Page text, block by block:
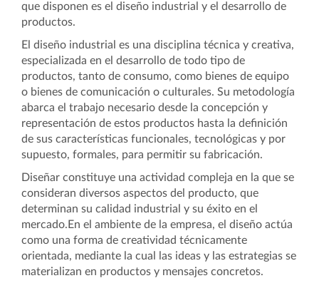
que disponen es el diseño industrial y el desarrollo de
productos.
El diseño industrial es una disciplina técnica y creativa,
especializada en el desarrollo de todo tipo de
productos, tanto de consumo, como bienes de equipo
o bienes de comunicación o culturales. Su metodología
abarca el trabajo necesario desde la concepción y
representación de estos productos hasta la definición
de sus características funcionales, tecnológicas y por
supuesto, formales, para permitir su fabricación.
Diseñar constituye una actividad compleja en la que se
consideran diversos aspectos del producto, que
determinan su calidad industrial y su éxito en el
mercado.En el ambiente de la empresa, el diseño actúa
como una forma de creatividad técnicamente
orientada, mediante la cual las ideas y las estrategias se
materializan en productos y mensajes concretos.